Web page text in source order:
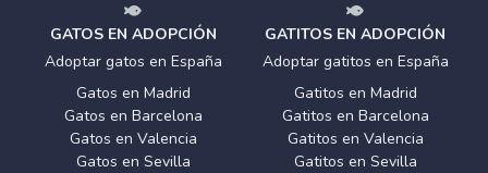
GATOS EN ADOPCIÓN
Adoptar gatos en España
Gatos en Madrid
Gatos en Barcelona
Gatos en Valencia
Gatos en Sevilla
GATITOS EN ADOPCIÓN
Adoptar gatitos en España
Gatitos en Madrid
Gatitos en Barcelona
Gatitos en Valencia
Gatitos en Sevilla